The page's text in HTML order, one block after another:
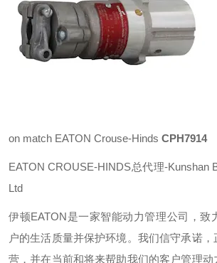
on match EATON Crouse-Hinds CPH7914
EATON CROUSE-HINDS总代理-Kunshan
Ltd
伊顿EATON是一家智能动力管理公司，致
户的生活质量并保护环境。我们信守承诺
营，并在当前和将来帮助我们的客户管理